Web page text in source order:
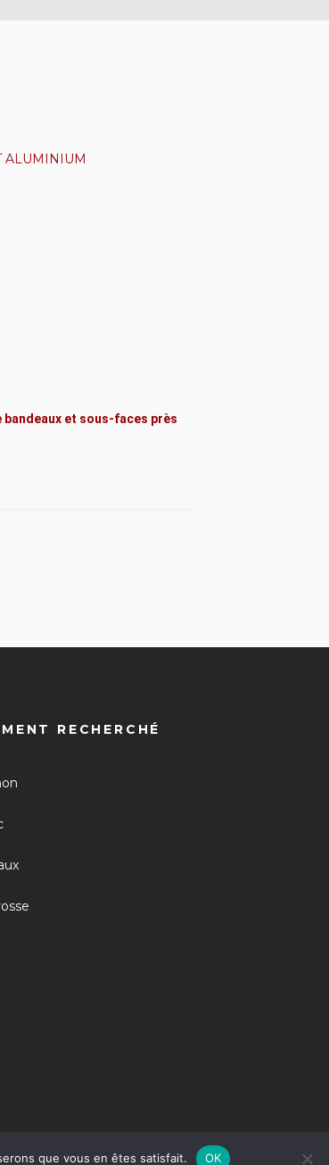
bandeaux et sous-faces près
RECHERCHÉ
que vous en êtes satisfait. OK